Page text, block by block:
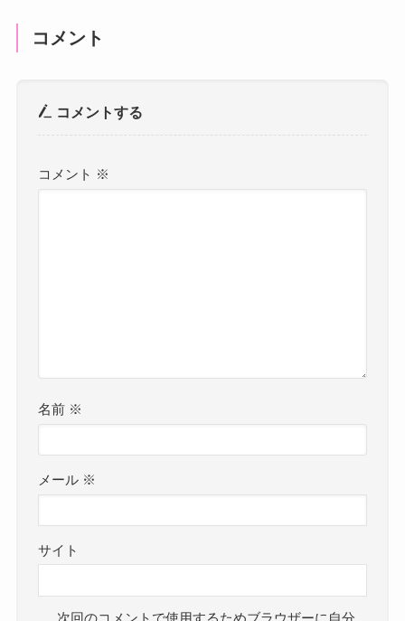
コメント
コメントする
コメント ※
名前 ※
メール ※
サイト
次回のコメントで使用するためブラウザーに自分